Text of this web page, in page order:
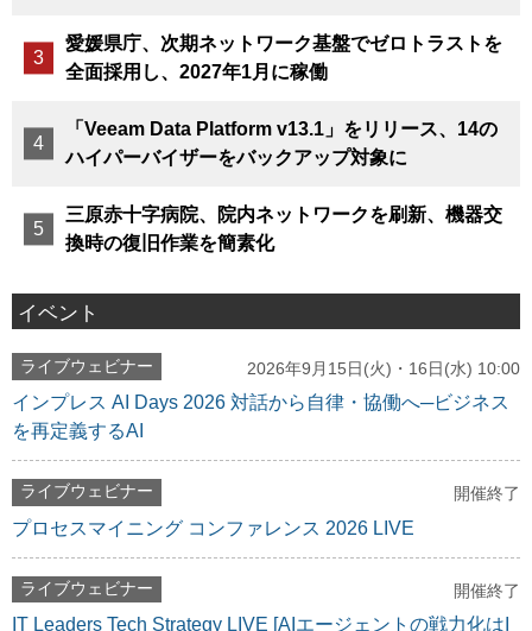
愛媛県庁、次期ネットワーク基盤でゼロトラストを
全面採用し、2027年1月に稼働
「Veeam Data Platform v13.1」をリリース、14の
ハイパーバイザーをバックアップ対象に
三原赤十字病院、院内ネットワークを刷新、機器交
換時の復旧作業を簡素化
イベント
ライブウェビナー 2026年9月15日(火)・16日(水) 10:00
インプレス AI Days 2026 対話から自律・協働へ─ビジネス
を再定義するAI
ライブウェビナー 開催終了
プロセスマイニング コンファレンス 2026 LIVE
ライブウェビナー 開催終了
IT Leaders Tech Strategy LIVE [AIエージェントの戦力化はI